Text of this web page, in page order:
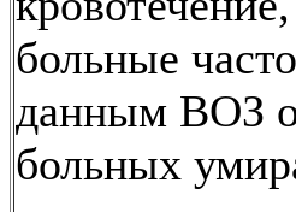
больные
данным ВОЗ
больных